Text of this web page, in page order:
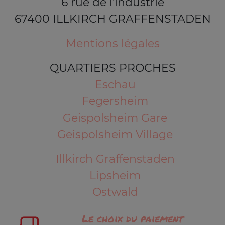
67400 ILLKIRCH GRAFFENSTADEN
Mentions légales
QUARTIERS PROCHES
Eschau
Fegersheim
Geispolsheim Gare
Geispolsheim Village
Illkirch Graffenstaden
Lipsheim
Ostwald
Le choix du paiement